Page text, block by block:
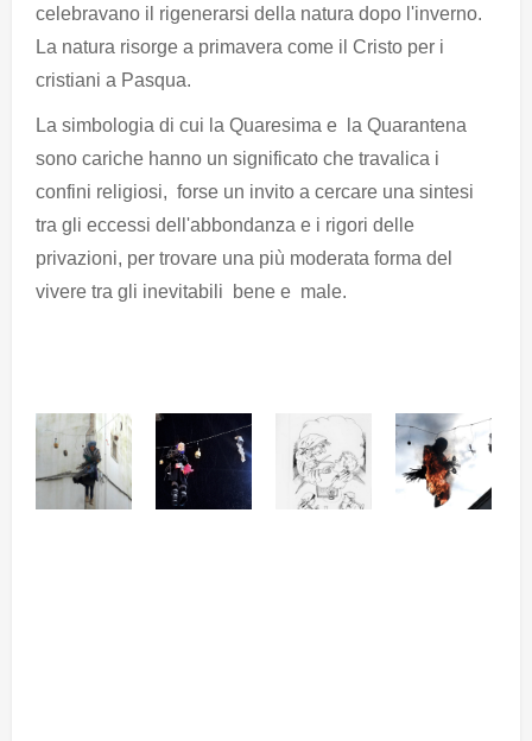
celebravano il rigenerarsi della natura dopo l'inverno.
La natura risorge a primavera come il Cristo per i
cristiani a Pasqua.
La simbologia di cui la Quaresima e la Quarantena
sono cariche hanno un significato che travalica i
confini religiosi, forse un invito a cercare una sintesi
tra gli eccessi dell'abbondanza e i rigori delle
privazioni, per trovare una più moderata forma del
vivere tra gli inevitabili bene e male.